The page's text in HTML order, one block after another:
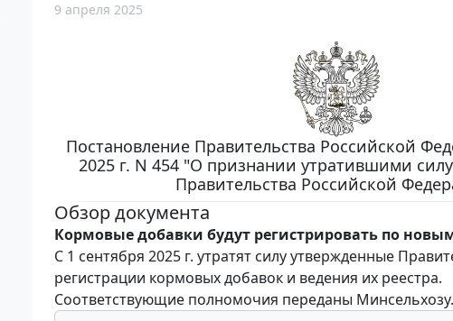
9 апреля 2025
Постановление Правительства Российской
2025 г. N 454 "О признании утратившими
Правительства Российской
Обзор документа
Кормовые добавки будут регистрировать по
С 1 сентября 2025 г. утратят силу утвержденные
регистрации кормовых добавок и ведения их реестра.
Соответствующие полномочия переданы Минсельхозу.